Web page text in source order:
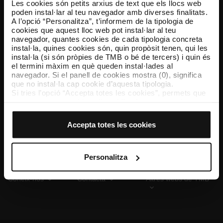
Les cookies són petits arxius de text que els llocs web
poden instal·lar al teu navegador amb diverses finalitats.
A l’opció “Personalitza”, t’informem de la tipologia de
cookies que aquest lloc web pot instal·lar al teu
navegador, quantes cookies de cada tipologia concreta
instal·la, quines cookies són, quin propòsit tenen, qui les
instal·la (si són pròpies de TMB o bé de tercers) i quin és
el termini màxim en què queden instal·lades al
navegador. Si el panell de cookies mostra (0), significa
que no instal·la cap cookie d’aquesta tipologia.
Si tries l’opció “Accepta totes les cookies”, permets que
El selector que es troba a la dreta de cada tipologia de
cookies d’aquella classe.
Un cop hagis marcat les teves preferències, has de fer
clic sobre “Selecciona i configura”. Així, s’instal·laran
només les cookies de la tipologia que hagis seleccionat
personalització, perquè permeten recordar les teves
opcions de navegació (com ara l’idioma) i milloren la teva
Accepta totes les cookies
Personalitza
TMB App
Descarrega’t TMB App i compra els teus bitllets
App Store Google Play
Coneix-nos Contacta Altres webs de TMB